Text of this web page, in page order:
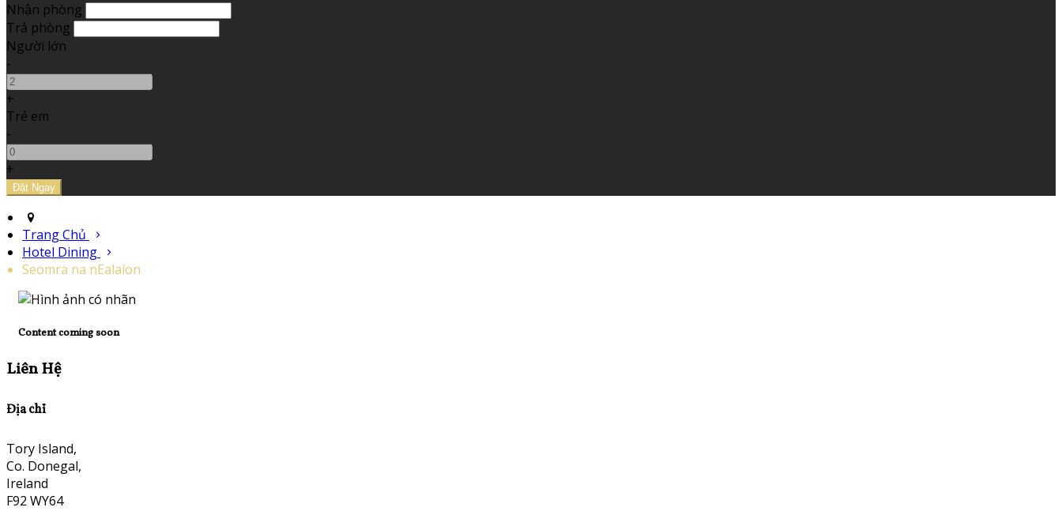
Nhận phòng
Trả phòng
Người lớn
-
+
Trẻ em
-
+
Trang Chủ
Hotel Dining
Seomra na nEalaíon
Content coming soon
Liên Hệ
Địa chỉ
Tory Island,
Co. Donegal,
Ireland
F92 WY64